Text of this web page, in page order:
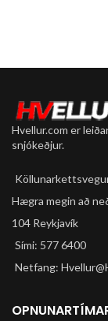
Hvellur.com er
snjókeðjur.
Hægra megin að
104 Reykjavík
Sími: 577 6400
Netfang: